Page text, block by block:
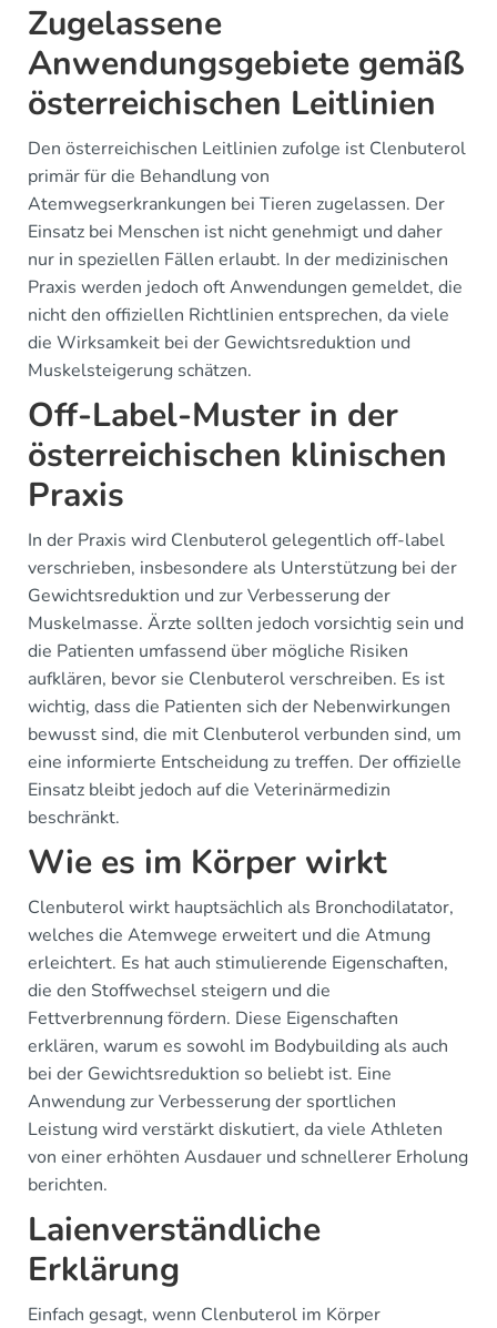
Zugelassene
Anwendungsgebiete gemäß
österreichischen Leitlinien
Den österreichischen Leitlinien zufolge ist Clenbuterol
primär für die Behandlung von
Atemwegserkrankungen bei Tieren zugelassen. Der
Einsatz bei Menschen ist nicht genehmigt und daher
nur in speziellen Fällen erlaubt. In der medizinischen
Praxis werden jedoch oft Anwendungen gemeldet, die
nicht den offiziellen Richtlinien entsprechen, da viele
die Wirksamkeit bei der Gewichtsreduktion und
Muskelsteigerung schätzen.
Off-Label-Muster in der
österreichischen klinischen
Praxis
In der Praxis wird Clenbuterol gelegentlich off-label
verschrieben, insbesondere als Unterstützung bei der
Gewichtsreduktion und zur Verbesserung der
Muskelmasse. Ärzte sollten jedoch vorsichtig sein und
die Patienten umfassend über mögliche Risiken
aufklären, bevor sie Clenbuterol verschreiben. Es ist
wichtig, dass die Patienten sich der Nebenwirkungen
bewusst sind, die mit Clenbuterol verbunden sind, um
eine informierte Entscheidung zu treffen. Der offizielle
Einsatz bleibt jedoch auf die Veterinärmedizin
beschränkt.
Wie es im Körper wirkt
Clenbuterol wirkt hauptsächlich als Bronchodilatator,
welches die Atemwege erweitert und die Atmung
erleichtert. Es hat auch stimulierende Eigenschaften,
die den Stoffwechsel steigern und die
Fettverbrennung fördern. Diese Eigenschaften
erklären, warum es sowohl im Bodybuilding als auch
bei der Gewichtsreduktion so beliebt ist. Eine
Anwendung zur Verbesserung der sportlichen
Leistung wird verstärkt diskutiert, da viele Athleten
von einer erhöhten Ausdauer und schnellerer Erholung
berichten.
Laienverständliche
Erklärung
Einfach gesagt, wenn Clenbuterol im Körper